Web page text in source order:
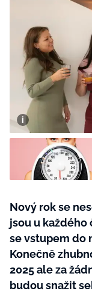
Testy a kvízy
BYDLENÍ
Všechny
Tvoření
Rady a tipy
Nový rok se
jsou u každého
se vstupem do
Konečně
2025 ale za
budou snažit